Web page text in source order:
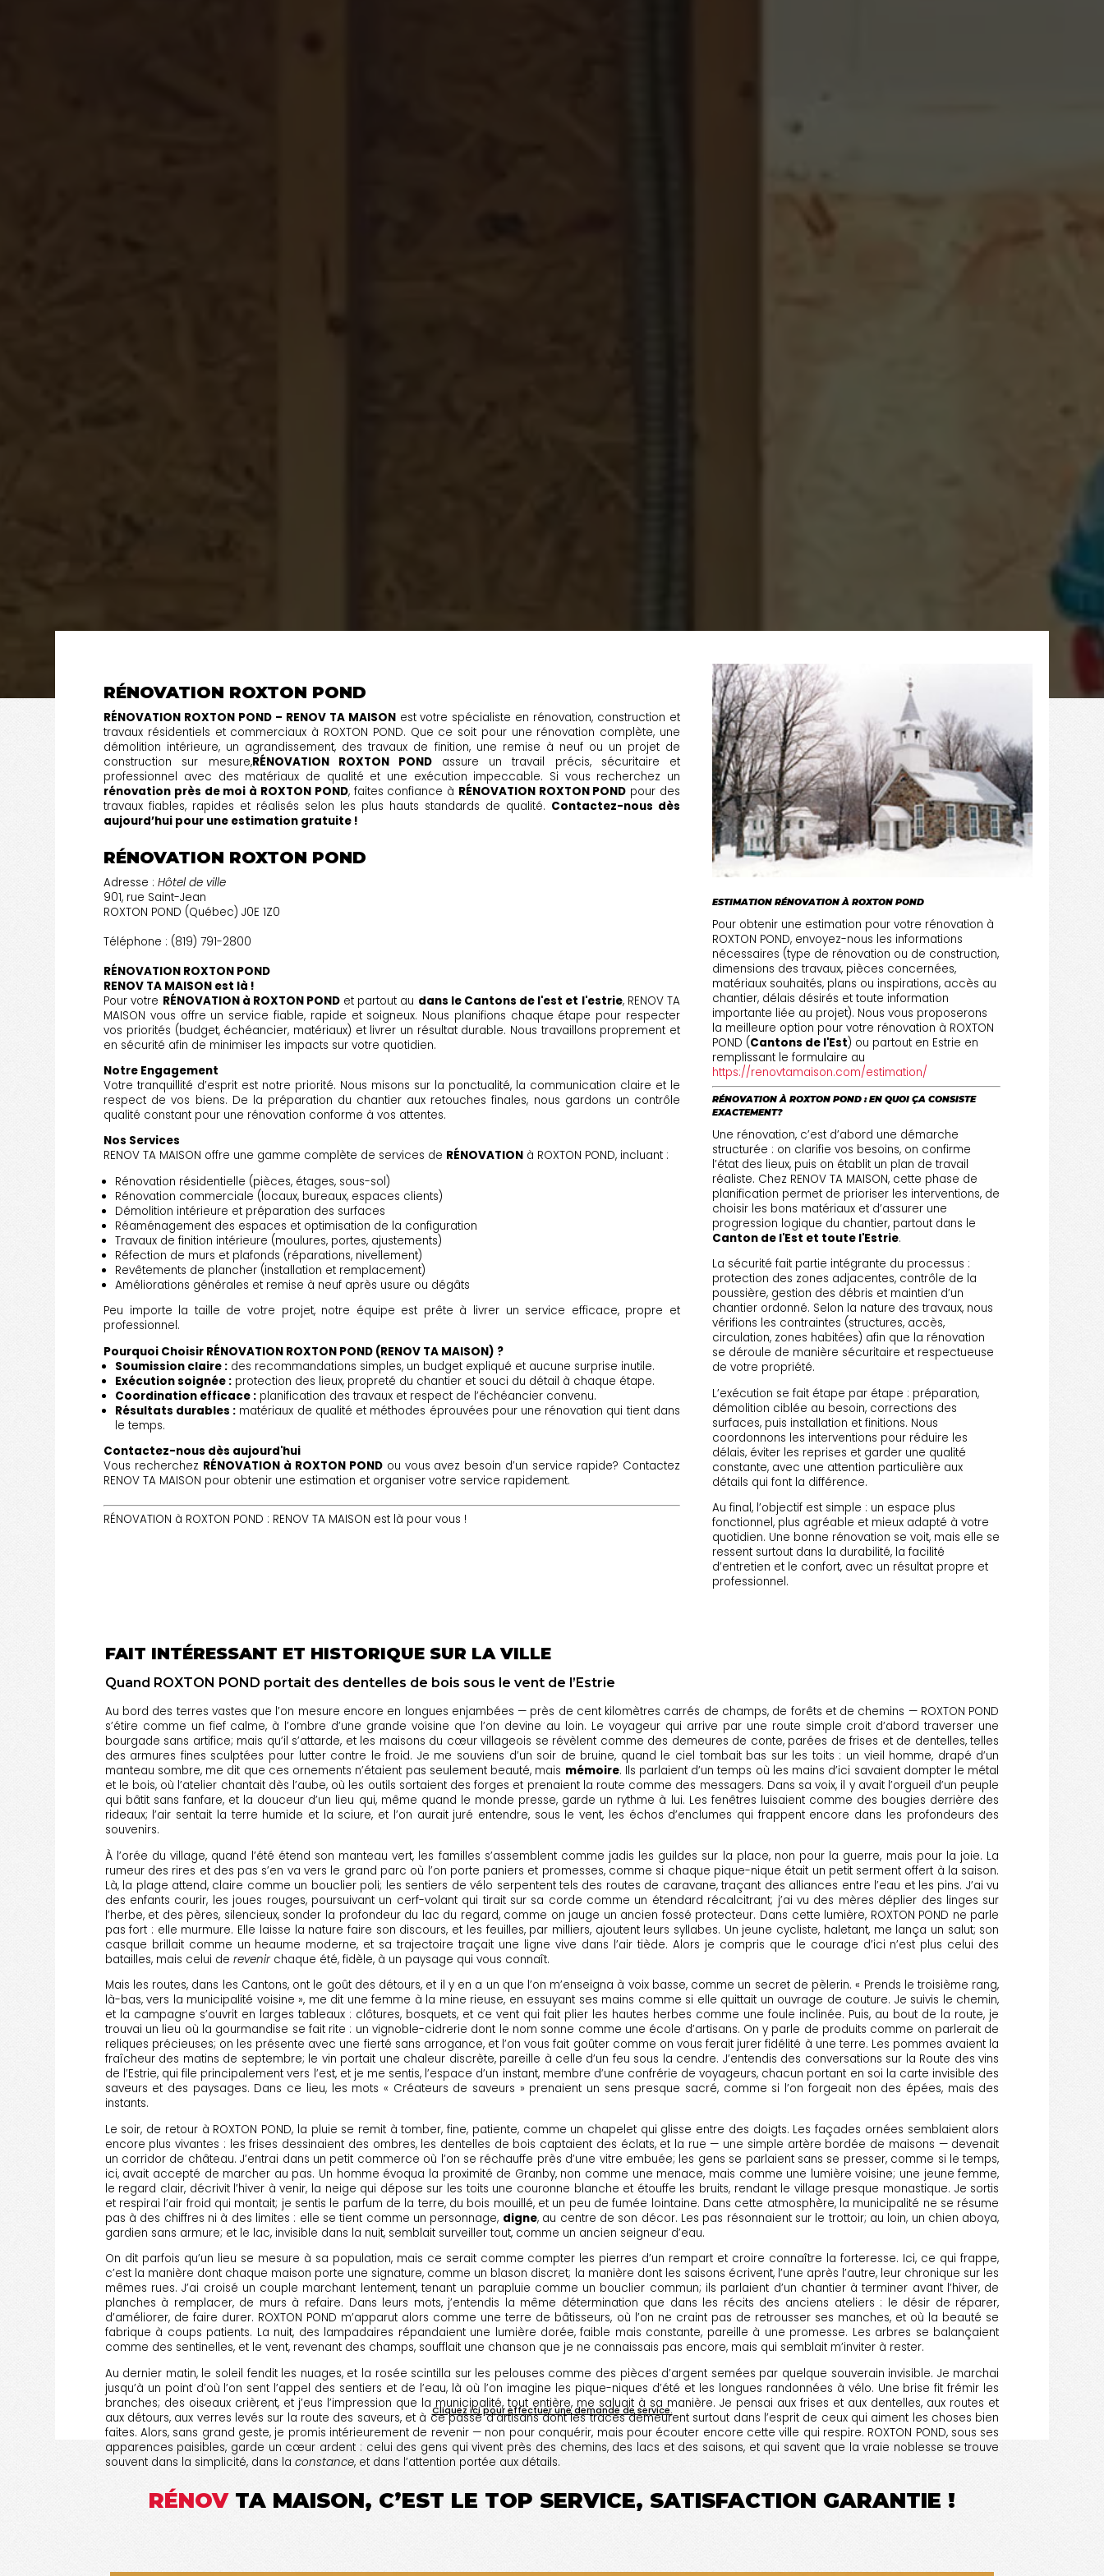
RÉNOVATION ROXTON POND
RÉNOVATION ROXTON POND – RENOV TA MAISONest votre spécialiste en rénovation, construction et
travaux résidentiels et commerciaux à ROXTON POND. Que ce soit pour une rénovation complète, une
démolition intérieure, un agrandissement, des travaux de finition, une remise à neuf ou un projet de
construction sur mesure,RÉNOVATION ROXTON PONDassure un travail précis, sécuritaire et
professionnel avec des matériaux de qualité et une exécution impeccable. Si vous recherchez un
rénovation près de moi à ROXTON POND, faites confiance à RÉNOVATION ROXTON POND pour des
travaux fiables, rapides et réalisés selon les plus hauts standards de qualité. Contactez-nous dès
aujourd’hui pour une estimation gratuite !
RÉNOVATION ROXTON POND
Adresse :Hôtel de ville
901, rue Saint-Jean
ROXTON POND (Québec) J0E 1Z0
Téléphone : (819) 791-2800
RÉNOVATION ROXTON POND
RENOV TA MAISON est là !
Pour votre RÉNOVATION à ROXTON POND et partout au dans le Cantons de l'est et l'estrie, RENOV TA
MAISON vous offre un service fiable, rapide et soigneux. Nous planifions chaque étape pour respecter
vos priorités (budget, échéancier, matériaux) et livrer un résultat durable. Nous travaillons proprement et
en sécurité afin de minimiser les impacts sur votre quotidien.
Notre Engagement
Votre tranquillité d’esprit est notre priorité. Nous misons sur la ponctualité, la communication claire et le
respect de vos biens. De la préparation du chantier aux retouches finales, nous gardons un contrôle
qualité constant pour une rénovation conforme à vos attentes.
Nos Services
RENOV TA MAISON offre une gamme complète de services de RÉNOVATION à ROXTON POND, incluant :
Rénovation résidentielle (pièces, étages, sous-sol)
Rénovation commerciale (locaux, bureaux, espaces clients)
Démolition intérieure et préparation des surfaces
Réaménagement des espaces et optimisation de la configuration
Travaux de finition intérieure (moulures, portes, ajustements)
Réfection de murs et plafonds (réparations, nivellement)
Revêtements de plancher (installation et remplacement)
Améliorations générales et remise à neuf après usure ou dégâts
Peu importe la taille de votre projet, notre équipe est prête à livrer un service efficace, propre et
professionnel.
Pourquoi Choisir RÉNOVATION ROXTON POND (RENOV TA MAISON) ?
Soumission claire :des recommandations simples, un budget expliqué et aucune surprise inutile.
Exécution soignée :protection des lieux, propreté du chantier et souci du détail à chaque étape.
Coordination efficace :planification des travaux et respect de l’échéancier convenu.
Résultats durables : matériaux de qualité et méthodes éprouvées pour une rénovation qui tient dans
le temps.
Contactez-nous dès aujourd'hui
Vous recherchez RÉNOVATION à ROXTON PONDou vous avez besoin d’un service rapide? Contactez
RENOV TA MAISON pour obtenir une estimation et organiser votre service rapidement.
RÉNOVATION à ROXTON POND : RENOV TA MAISON est là pour vous !
ESTIMATION RÉNOVATION À ROXTON POND
Pour obtenir une estimation pour votre rénovation à
ROXTON POND, envoyez-nous les informations
nécessaires (type de rénovation ou de construction,
dimensions des travaux, pièces concernées,
matériaux souhaités, plans ou inspirations, accès au
chantier, délais désirés et toute information
importante liée au projet). Nous vous proposerons
la meilleure option pour votre rénovation à ROXTON
POND (Cantons de l'Est) ou partout en Estrie en
remplissant le formulaire au
https://renovtamaison.com/estimation/
RÉNOVATION À ROXTON POND : EN QUOI ÇA CONSISTE
EXACTEMENT?
Une rénovation, c’est d’abord une démarche
structurée : on clarifie vos besoins, on confirme
l’état des lieux, puis on établit un plan de travail
réaliste. Chez RENOV TA MAISON, cette phase de
planification permet de prioriser les interventions, de
choisir les bons matériaux et d’assurer une
progression logique du chantier, partout dans le
Canton de l'Est et toute l'Estrie.
La sécurité fait partie intégrante du processus :
protection des zones adjacentes, contrôle de la
poussière, gestion des débris et maintien d’un
chantier ordonné. Selon la nature des travaux, nous
vérifions les contraintes (structures, accès,
circulation, zones habitées) afin que la rénovation
se déroule de manière sécuritaire et respectueuse
de votre propriété.
L’exécution se fait étape par étape : préparation,
démolition ciblée au besoin, corrections des
surfaces, puis installation et finitions. Nous
coordonnons les interventions pour réduire les
délais, éviter les reprises et garder une qualité
constante, avec une attention particulière aux
détails qui font la différence.
Au final, l’objectif est simple : un espace plus
fonctionnel, plus agréable et mieux adapté à votre
quotidien. Une bonne rénovation se voit, mais elle se
ressent surtout dans la durabilité, la facilité
d’entretien et le confort, avec un résultat propre et
professionnel.
FAIT INTÉRESSANT ET HISTORIQUE SUR LA VILLE
Quand ROXTON POND portait des dentelles de bois sous le vent de l’Estrie
Au bord des terres vastes que l’on mesure encore en longues enjambées — près de cent kilomètres carrés de champs, de forêts et de chemins — ROXTON POND
s’étire comme un fief calme, à l’ombre d’une grande voisine que l’on devine au loin. Le voyageur qui arrive par une route simple croit d’abord traverser une
bourgade sans artifice; mais qu’il s’attarde, et les maisons du cœur villageois se révèlent comme des demeures de conte, parées de frises et de dentelles, telles
des armures fines sculptées pour lutter contre le froid. Je me souviens d’un soir de bruine, quand le ciel tombait bas sur les toits : un vieil homme, drapé d’un
manteau sombre, me dit que ces ornements n’étaient pas seulement beauté, mais mémoire. Ils parlaient d’un temps où les mains d’ici savaient dompter le métal
et le bois, où l’atelier chantait dès l’aube, où les outils sortaient des forges et prenaient la route comme des messagers. Dans sa voix, il y avait l’orgueil d’un peuple
qui bâtit sans fanfare, et la douceur d’un lieu qui, même quand le monde presse, garde un rythme à lui. Les fenêtres luisaient comme des bougies derrière des
rideaux; l’air sentait la terre humide et la sciure, et l’on aurait juré entendre, sous le vent, les échos d’enclumes qui frappent encore dans les profondeurs des
souvenirs.
À l’orée du village, quand l’été étend son manteau vert, les familles s’assemblent comme jadis les guildes sur la place, non pour la guerre, mais pour la joie. La
rumeur des rires et des pas s’en va vers le grand parc où l’on porte paniers et promesses, comme si chaque pique-nique était un petit serment offert à la saison.
Là, la plage attend, claire comme un bouclier poli; les sentiers de vélo serpentent tels des routes de caravane, traçant des alliances entre l’eau et les pins. J’ai vu
des enfants courir, les joues rouges, poursuivant un cerf-volant qui tirait sur sa corde comme un étendard récalcitrant; j’ai vu des mères déplier des linges sur
l’herbe, et des pères, silencieux, sonder la profondeur du lac du regard, comme on jauge un ancien fossé protecteur. Dans cette lumière, ROXTON POND ne parle
pas fort : elle murmure. Elle laisse la nature faire son discours, et les feuilles, par milliers, ajoutent leurs syllabes. Un jeune cycliste, haletant, me lança un salut; son
casque brillait comme un heaume moderne, et sa trajectoire traçait une ligne vive dans l’air tiède. Alors je compris que le courage d’ici n’est plus celui des
batailles, mais celui de revenirchaque été, fidèle, à un paysage qui vous connaît.
Mais les routes, dans les Cantons, ont le goût des détours, et il y en a un que l’on m’enseigna à voix basse, comme un secret de pèlerin. « Prends le troisième rang,
là-bas, vers la municipalité voisine », me dit une femme à la mine rieuse, en essuyant ses mains comme si elle quittait un ouvrage de couture. Je suivis le chemin,
et la campagne s’ouvrit en larges tableaux : clôtures, bosquets, et ce vent qui fait plier les hautes herbes comme une foule inclinée. Puis, au bout de la route, je
trouvai un lieu où la gourmandise se fait rite : un vignoble-cidrerie dont le nom sonne comme une école d’artisans. On y parle de produits comme on parlerait de
reliques précieuses; on les présente avec une fierté sans arrogance, et l’on vous fait goûter comme on vous ferait jurer fidélité à une terre. Les pommes avaient la
fraîcheur des matins de septembre; le vin portait une chaleur discrète, pareille à celle d’un feu sous la cendre. J’entendis des conversations sur la Route des vins
de l’Estrie, qui file principalement vers l’est, et je me sentis, l’espace d’un instant, membre d’une confrérie de voyageurs, chacun portant en soi la carte invisible des
saveurs et des paysages. Dans ce lieu, les mots « Créateurs de saveurs » prenaient un sens presque sacré, comme si l’on forgeait non des épées, mais des
instants.
Le soir, de retour à ROXTON POND, la pluie se remit à tomber, fine, patiente, comme un chapelet qui glisse entre des doigts. Les façades ornées semblaient alors
encore plus vivantes : les frises dessinaient des ombres, les dentelles de bois captaient des éclats, et la rue — une simple artère bordée de maisons — devenait
un corridor de château. J’entrai dans un petit commerce où l’on se réchauffe près d’une vitre embuée; les gens se parlaient sans se presser, comme si le temps,
ici, avait accepté de marcher au pas. Un homme évoqua la proximité de Granby, non comme une menace, mais comme une lumière voisine; une jeune femme,
le regard clair, décrivit l’hiver à venir, la neige qui dépose sur les toits une couronne blanche et étouffe les bruits, rendant le village presque monastique. Je sortis
et respirai l’air froid qui montait; je sentis le parfum de la terre, du bois mouillé, et un peu de fumée lointaine. Dans cette atmosphère, la municipalité ne se résume
pas à des chiffres ni à des limites : elle se tient comme un personnage, digne, au centre de son décor. Les pas résonnaient sur le trottoir; au loin, un chien aboya,
gardien sans armure; et le lac, invisible dans la nuit, semblait surveiller tout, comme un ancien seigneur d’eau.
On dit parfois qu’un lieu se mesure à sa population, mais ce serait comme compter les pierres d’un rempart et croire connaître la forteresse. Ici, ce qui frappe,
c’est la manière dont chaque maison porte une signature, comme un blason discret; la manière dont les saisons écrivent, l’une après l’autre, leur chronique sur les
mêmes rues. J’ai croisé un couple marchant lentement, tenant un parapluie comme un bouclier commun; ils parlaient d’un chantier à terminer avant l’hiver, de
planches à remplacer, de murs à refaire. Dans leurs mots, j’entendis la même détermination que dans les récits des anciens ateliers : le désir de réparer,
d’améliorer, de faire durer. ROXTON POND m’apparut alors comme une terre de bâtisseurs, où l’on ne craint pas de retrousser ses manches, et où la beauté se
fabrique à coups patients. La nuit, des lampadaires répandaient une lumière dorée, faible mais constante, pareille à une promesse. Les arbres se balançaient
comme des sentinelles, et le vent, revenant des champs, soufflait une chanson que je ne connaissais pas encore, mais qui semblait m’inviter à rester.
Au dernier matin, le soleil fendit les nuages, et la rosée scintilla sur les pelouses comme des pièces d’argent semées par quelque souverain invisible. Je marchai
jusqu’à un point d’où l’on sent l’appel des sentiers et de l’eau, là où l’on imagine les pique-niques d’été et les longues randonnées à vélo. Une brise fit frémir les
branches; des oiseaux crièrent, et j’eus l’impression que la municipalité, tout entière, me saluait à sa manière. Je pensai aux frises et aux dentelles, aux routes et
aux détours, aux verres levés sur la route des saveurs, et à ce passé d’artisans dont les traces demeurent surtout dans l’esprit de ceux qui aiment les choses bien
faites. Alors, sans grand geste, je promis intérieurement de revenir — non pour conquérir, mais pour écouter encore cette ville qui respire. ROXTON POND, sous ses
apparences paisibles, garde un cœur ardent : celui des gens qui vivent près des chemins, des lacs et des saisons, et qui savent que la vraie noblesse se trouve
souvent dans la simplicité, dans la constance, et dans l’attention portée aux détails.
RÉNOV TA MAISON, C’EST LE TOP SERVICE, SATISFACTION GARANTIE !
Cliquez ici pour effectuer une demande de service.